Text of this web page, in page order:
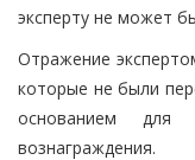
эксперту не может
Отражение
которые не были
основанием для
вознаграждения.